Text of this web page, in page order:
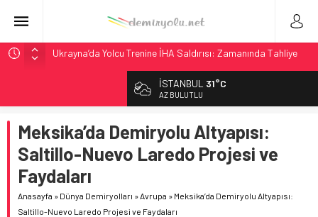
Ukrayna’da Yolcu Trenine İHA Saldırısı: Zamanında Tahliye
DB Modernizasyon Programı: 70. İstasyona Ulaşıldı
GB Railfreight İngiltere’de Lider, Class 99’lar 2026’da Yolda
İngiltere Demiryolunda Tarihi Entegrasyon: GBR Anglia
Resmen Başladı
ABD’de CREATE Programı 72,4 Milyon Dolarlık Alt Geçidi
Başlattı
İSTANBUL 31°C
AZ BULUTLU
Meksika’da Demiryolu Altyapısı:
Saltillo-Nuevo Laredo Projesi ve
Faydaları
Anasayfa » Dünya Demiryolları »Avrupa » Meksika’da Demiryolu Altyapısı:
Saltillo-Nuevo Laredo Projesi ve Faydaları